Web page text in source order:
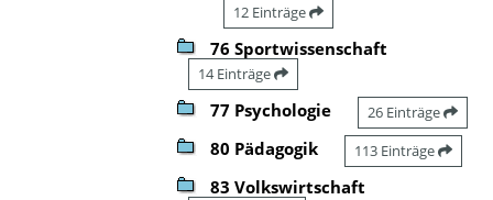
12 Einträge
76 Sportwissenschaft
14 Einträge
77 Psychologie 26 Einträge
80 Pädagogik 113 Einträge
83 Volkswirtschaft